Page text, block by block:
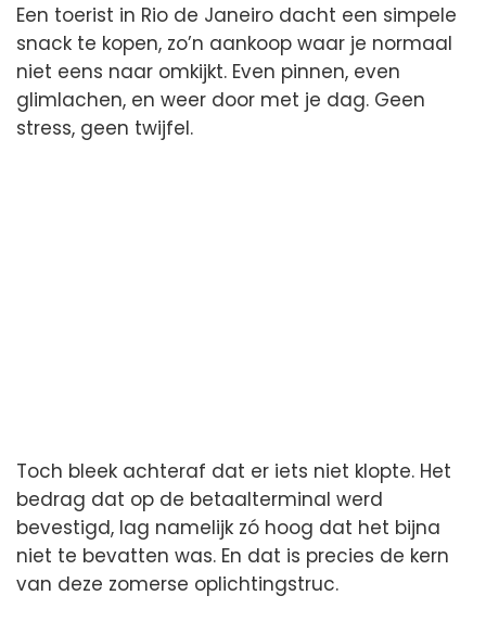
Een toerist in Rio de Janeiro dacht een simpele
snack te kopen, zo’n aankoop waar je normaal
niet eens naar omkijkt. Even pinnen, even
glimlachen, en weer door met je dag. Geen
stress, geen twijfel.
Toch bleek achteraf dat er iets niet klopte. Het
bedrag dat op de betaalterminal werd
bevestigd, lag namelijk zó hoog dat het bijna
niet te bevatten was. En dat is precies de kern
van deze zomerse oplichtingstruc.